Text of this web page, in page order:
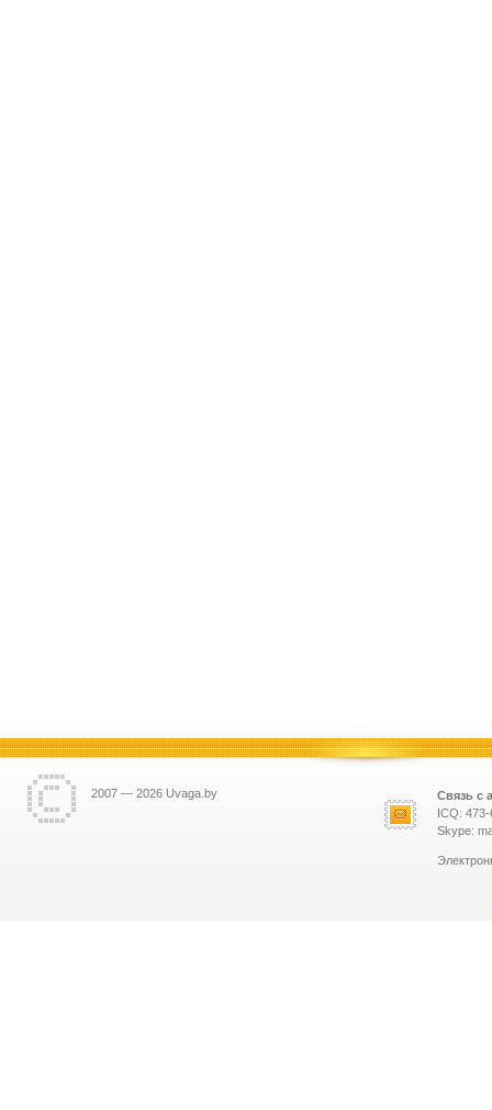
2007 — 2026 Uvaga.by
Связь с
ICQ:
Skype: